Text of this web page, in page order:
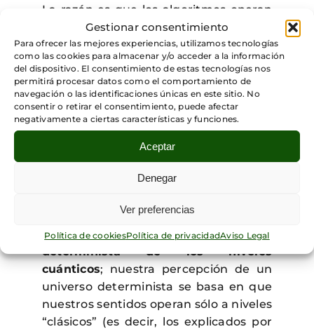
Gestionar consentimiento
Para ofrecer las mejores experiencias, utilizamos tecnologías
como las cookies para almacenar y/o acceder a la información
del dispositivo. El consentimiento de estas tecnologías nos
permitirá procesar datos como el comportamiento de
navegación o las identificaciones únicas en este sitio. No
consentir o retirar el consentimiento, puede afectar
negativamente a ciertas características y funciones.
Aceptar
Denegar
Ver preferencias
Política de cookiesPolítica de privacidadAviso Legal
La razón es que los algoritmos operan
a un nivel sintáctico, mientras que el
ser humano, en sus procesos de
comprensión del lenguaje operan a un
nivel semántico.
La estructura biológica de nuestros
cerebros, sugiere la existencia de
procesos a niveles
cuánticos, al igual que se da en otros
procesos biológicos o químicos.
polémica, se acepta generalmente la
naturaleza esencialmente no
determinista de los niveles
cuánticos; nuestra percepción de un
universo determinista se basa en que
nuestros sentidos operan sólo a niveles
“clásicos” (es decir, los explicados por